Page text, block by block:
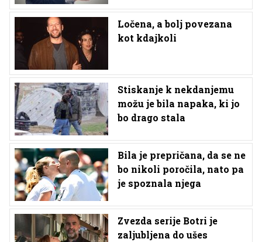
Ločena, a bolj povezana
kot kdajkoli
Stiskanje k nekdanjemu
možu je bila napaka, ki jo
bo drago stala
Bila je prepričana, da se ne
bo nikoli poročila, nato pa
je spoznala njega
Zvezda serije Botri je
zaljubljena do ušes